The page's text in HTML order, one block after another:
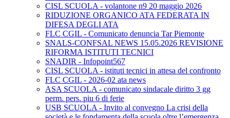
CISL SCUOLA - volantone n9 20 maggio 2026
RIDUZIONE ORGANICO ATA FEDERATA IN
DIFESA DEGLI ATA
FLC CGIL - Comunicato denuncia Tar Piemonte
SNALS-CONFSAL NEWS 15.05.2026 REVISIONE
RIFORMA ISTITUTI TECNICI
SNADIR - Infopoint567
CISL SCUOLA - istituti tecnici in attesa del confronto
FLC CGIL - 2026-02 ata news
ASA SCUOLA - comunicato sindacale diritto 3 gg
perm. pers. piu 6 di ferie
USB SCUOLA - Invito al convegno La crisi della